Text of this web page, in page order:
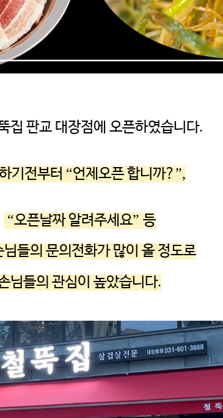
집 판교 대장점에 오픈하였습니다.
기전부터 “언제오픈 합니까?”,
“오픈날짜 알려주세요” 등
님들의 문의전화가 많이 올 정도로
님들의 관심이 높았습니다.